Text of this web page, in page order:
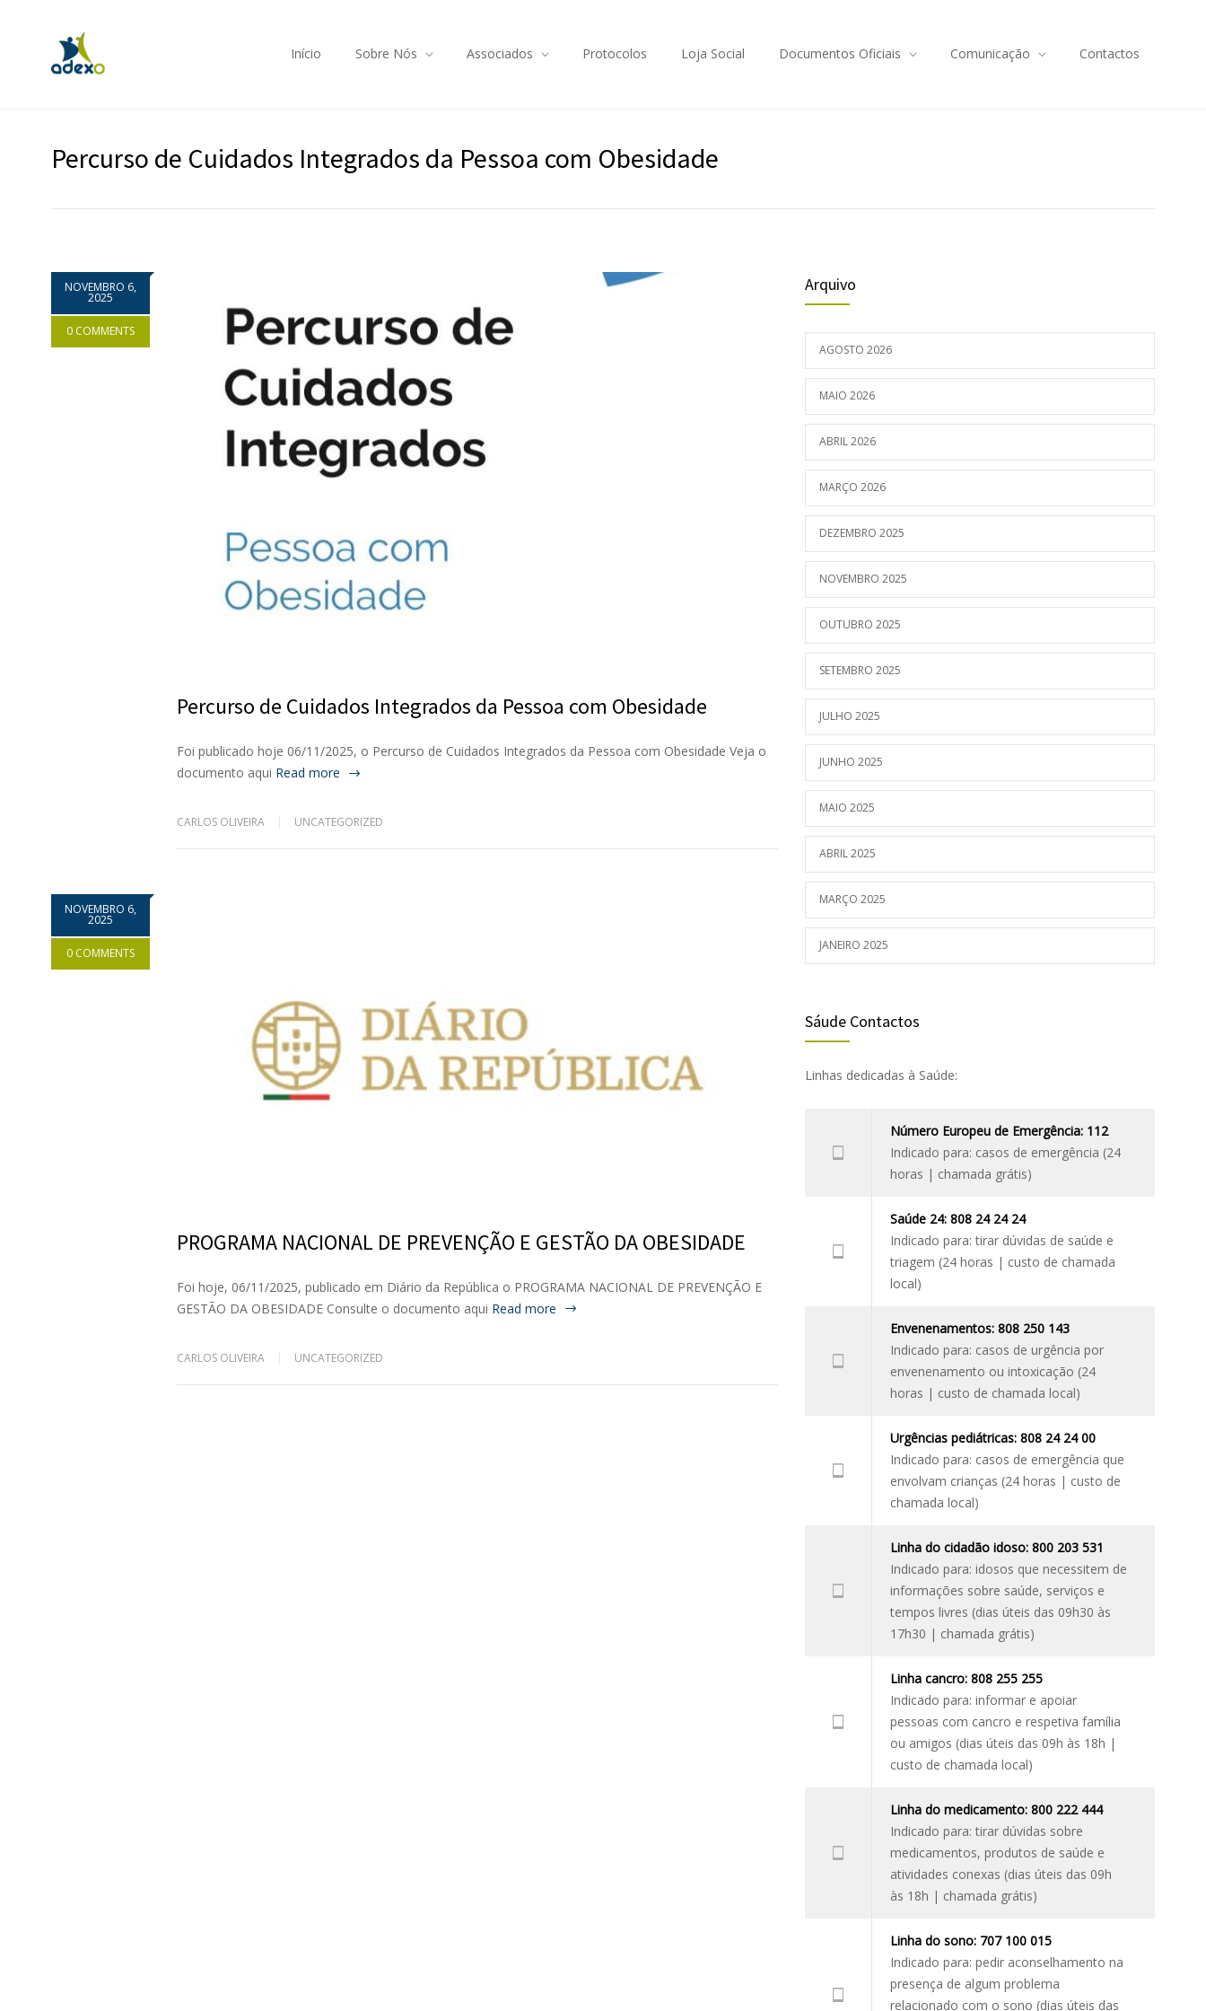
Início Sobre Nós Associados Protocolos Loja Social Documentos Oficiais Comunicação Contactos
Percurso de Cuidados Integrados da Pessoa com Obesidade
NOVEMBRO 6,
2025
0 COMMENTS
Percurso de Cuidados Integrados da Pessoa com Obesidade
Foi publicado hoje 06/11/2025, o Percurso de Cuidados Integrados da Pessoa com Obesidade Veja o
documento aqui Read more
CARLOS OLIVEIRA UNCATEGORIZED
NOVEMBRO 6,
2025
0 COMMENTS
PROGRAMA NACIONAL DE PREVENÇÃO E GESTÃO DA OBESIDADE
Foi hoje, 06/11/2025, publicado em Diário da República o PROGRAMA NACIONAL DE PREVENÇÃO E
GESTÃO DA OBESIDADE Consulte o documento aqui Read more
CARLOS OLIVEIRA UNCATEGORIZED
Arquivo
AGOSTO 2026
MAIO 2026
ABRIL 2026
MARÇO 2026
DEZEMBRO 2025
NOVEMBRO 2025
OUTUBRO 2025
SETEMBRO 2025
JULHO 2025
JUNHO 2025
MAIO 2025
ABRIL 2025
MARÇO 2025
JANEIRO 2025
Sáude Contactos
Linhas dedicadas à Saúde:
Número Europeu de Emergência: 112
Indicado para: casos de emergência (24
horas | chamada grátis)
Saúde 24: 808 24 24 24
Indicado para: tirar dúvidas de saúde e
triagem (24 horas | custo de chamada
local)
Envenenamentos: 808 250 143
Indicado para: casos de urgência por
envenenamento ou intoxicação (24
horas | custo de chamada local)
Urgências pediátricas: 808 24 24 00
Indicado para: casos de emergência que
envolvam crianças (24 horas | custo de
chamada local)
Linha do cidadão idoso: 800 203 531
Indicado para: idosos que necessitem de
informações sobre saúde, serviços e
tempos livres (dias úteis das 09h30 às
17h30 | chamada grátis)
Linha cancro: 808 255 255
Indicado para: informar e apoiar
pessoas com cancro e respetiva família
ou amigos (dias úteis das 09h às 18h |
custo de chamada local)
Linha do medicamento: 800 222 444
Indicado para: tirar dúvidas sobre
medicamentos, produtos de saúde e
atividades conexas (dias úteis das 09h
às 18h | chamada grátis)
Linha do sono: 707 100 015
Indicado para: pedir aconselhamento na
presença de algum problema
relacionado com o sono (dias úteis das